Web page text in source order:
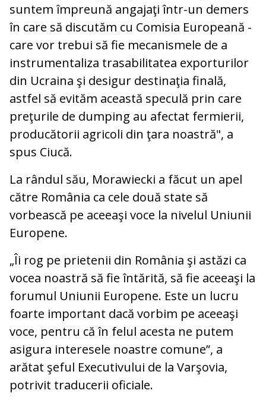
suntem împreună angajaţi într-un demers
în care să discutăm cu Comisia Europeană -
care vor trebui să fie mecanismele de a
instrumentaliza trasabilitatea exporturilor
din Ucraina şi desigur destinaţia finală,
astfel să evităm această speculă prin care
preţurile de dumping au afectat fermierii,
producătorii agricoli din ţara noastră", a
spus Ciucă.
La rândul său, Morawiecki a făcut un apel
către România ca cele două state să
vorbească pe aceeaşi voce la nivelul Uniunii
Europene.
„Îi rog pe prietenii din România şi astăzi ca
vocea noastră să fie întărită, să fie aceeaşi la
forumul Uniunii Europene. Este un lucru
foarte important dacă vorbim pe aceeaşi
voce, pentru că în felul acesta ne putem
asigura interesele noastre comune”, a
arătat şeful Executivului de la Varşovia,
potrivit traducerii oficiale.